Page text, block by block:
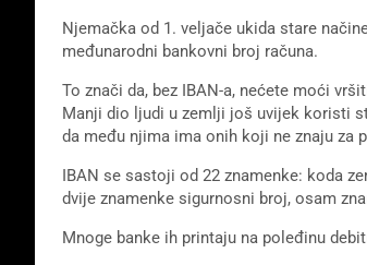
Njemačka od 1. veljače ukida stare
međunarodni bankovni broj računa.
To znači da, bez IBAN-a, nećete moći
Manji dio ljudi u zemlji još uvijek koristi
da među njima ima onih koji ne znaju za
IBAN se sastoji od 22 znamenke: koda
dvije znamenke sigurnosni broj, osam
Mnoge banke ih printaju na poleđinu